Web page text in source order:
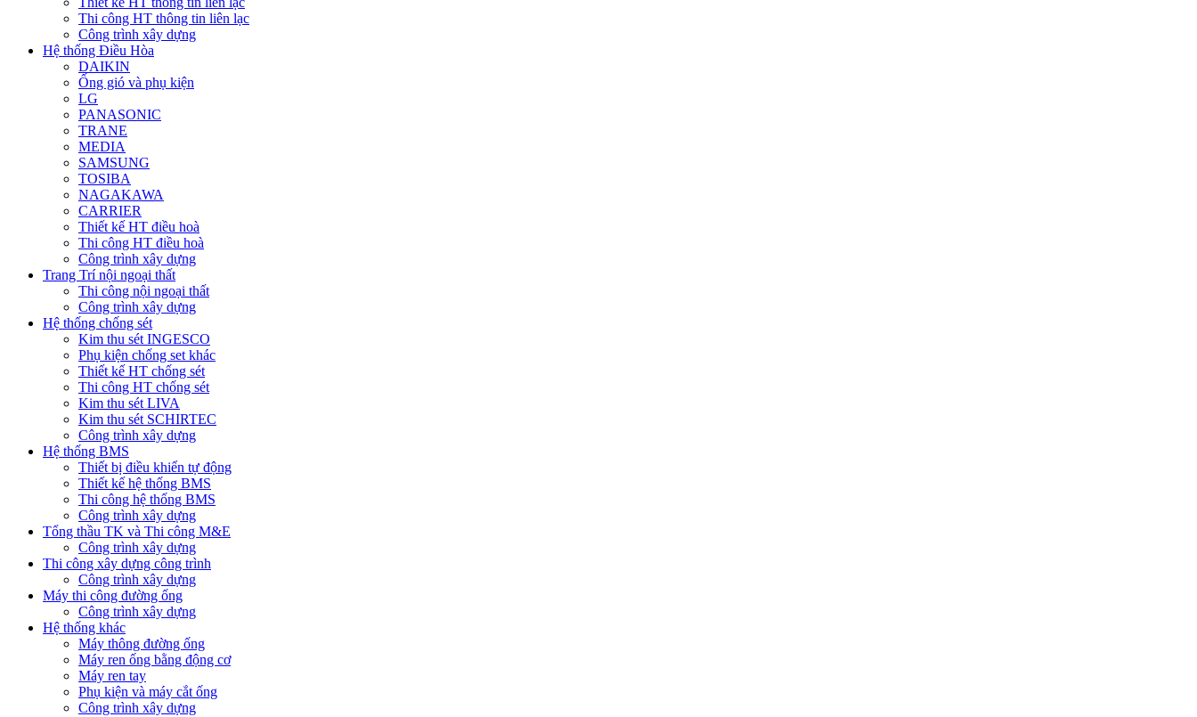
Thi công HT thông tin liên lạc
Công trình xây dựng
Hệ thống Điều Hòa
DAIKIN
Ống gió và phụ kiện
LG
PANASONIC
TRANE
MEDIA
SAMSUNG
TOSIBA
NAGAKAWA
CARRIER
Thiết kế HT điều hoà
Thi công HT điều hoà
Công trình xây dựng
Trang Trí nội ngoại thất
Thi công nội ngoại thất
Công trình xây dựng
Hệ thống chống sét
Kim thu sét INGESCO
Phụ kiện chống set khác
Thiết kế HT chống sét
Thi công HT chống sét
Kim thu sét LIVA
Kim thu sét SCHIRTEC
Công trình xây dựng
Hệ thống BMS
Thiết bị điều khiển tự động
Thiết kế hệ thống BMS
Thi công hệ thống BMS
Công trình xây dựng
Tổng thầu TK và Thi công M&E
Công trình xây dựng
Thi công xây dựng công trình
Công trình xây dựng
Máy thi công đường ống
Công trình xây dựng
Hệ thống khác
Máy thông đường ống
Máy ren ống bằng động cơ
Máy ren tay
Phụ kiện và máy cắt ống
Công trình xây dựng